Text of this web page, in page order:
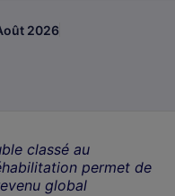
2026
classé au
permet de
global